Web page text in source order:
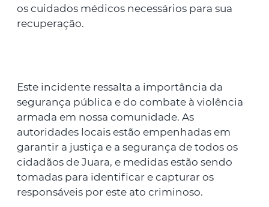
os cuidados médicos necessários para sua
recuperação.
Este incidente ressalta a importância da
segurança pública e do combate à violência
armada em nossa comunidade. As
autoridades locais estão empenhadas em
garantir a justiça e a segurança de todos os
cidadãos de Juara, e medidas estão sendo
tomadas para identificar e capturar os
responsáveis por este ato criminoso.